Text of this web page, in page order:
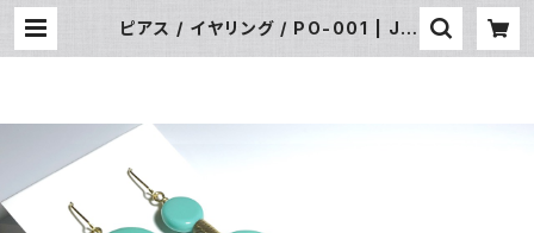
ピアス / イヤリング / PO-001 | JU